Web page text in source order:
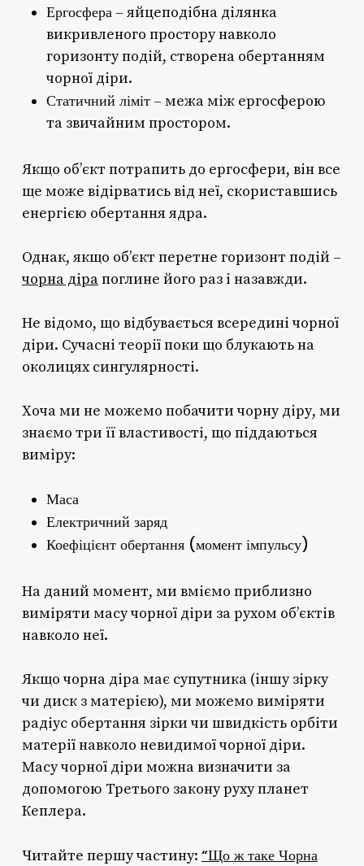
Ергосфера– яйцеподібна ділянка
викривленого простору навколо
горизонту подій, створена обертанням
чорної діри.
Статичний ліміт– межа між ергосферою
та звичайним простором.
Якщо об’єкт потрапить до ергосфери, він все
ще може відірватись від неї, скориставшись
енергією обертання ядра.
Однак, якщо об’єкт перетне горизонт подій –
чорна дірапоглине його раз і назавжди.
Не відомо, що відбувається всередині чорної
діри. Сучасні теорії поки що блукають на
околицях сингулярності.
Хоча ми не можемо побачити чорну діру, ми
знаємо три її властивості, що піддаються
виміру:
Маса
Електричний заряд
Коефіцієнт обертання (момент імпульсу)
На даний момент, ми вміємо приблизно
виміряти масу чорної діри за рухом об’єктів
навколо неї.
Якщо чорна діра має супутника (іншу зірку
чи диск з матерією), ми можемо виміряти
радіус обертання зірки чи швидкість орбіти
матерії навколо невидимої чорної діри.
Масу чорної діри можна визначити за
допомогою Третього закону руху планет
Кеплера.
Читайте першу частину: “Що ж таке Чорна